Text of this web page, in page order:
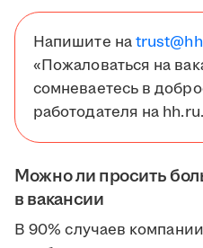
Напишите на
«Пожаловаться на
сомневаетесь в
работодателя на hh.ru.
Можно ли просить
в вакансии
В 90% случаев